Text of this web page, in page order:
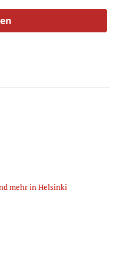
mehr in Helsinki